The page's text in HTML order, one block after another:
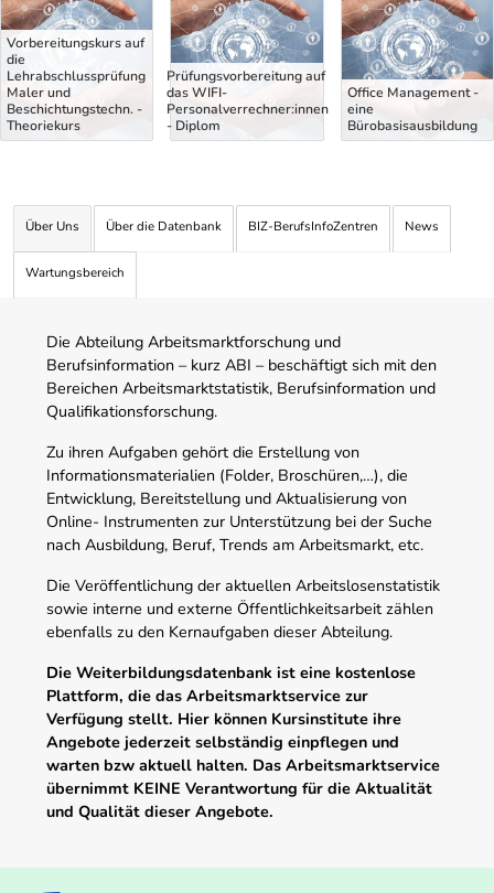
Vorbereitungskurs auf
die
Lehrabschlussprüfung
Maler und
Beschichtungstechn. -
Theoriekurs
Prüfungsvorbereitung auf
das WIFI-
Personalverrechner:innen
- Diplom
Office Management -
eine
Bürobasisausbildung
Über Uns Über die Datenbank BIZ-BerufsInfoZentren News
Wartungsbereich
Die Abteilung Arbeitsmarktforschung und
Berufsinformation – kurz ABI – beschäftigt sich mit den
Bereichen Arbeitsmarktstatistik, Berufsinformation und
Qualifikationsforschung.
Zu ihren Aufgaben gehört die Erstellung von
Informationsmaterialien (Folder, Broschüren,…), die
Entwicklung, Bereitstellung und Aktualisierung von
Online- Instrumenten zur Unterstützung bei der Suche
nach Ausbildung, Beruf, Trends am Arbeitsmarkt, etc.
Die Veröffentlichung der aktuellen Arbeitslosenstatistik
sowie interne und externe Öffentlichkeitsarbeit zählen
ebenfalls zu den Kernaufgaben dieser Abteilung.
Die Weiterbildungsdatenbank ist eine kostenlose
Plattform, die das Arbeitsmarktservice zur
Verfügung stellt. Hier können Kursinstitute ihre
Angebote jederzeit selbständig einpflegen und
warten bzw aktuell halten. Das Arbeitsmarktservice
übernimmt KEINE Verantwortung für die Aktualität
und Qualität dieser Angebote.